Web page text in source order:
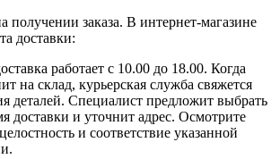
получении заказа. В интернет-магазине
доставки:
работает с 10.00 до 18.00. Когда
на склад, курьерская служба свяжется
деталей. Специалист предложит выбрать
доставки и уточнит адрес. Осмотрите
и соответствие указанной